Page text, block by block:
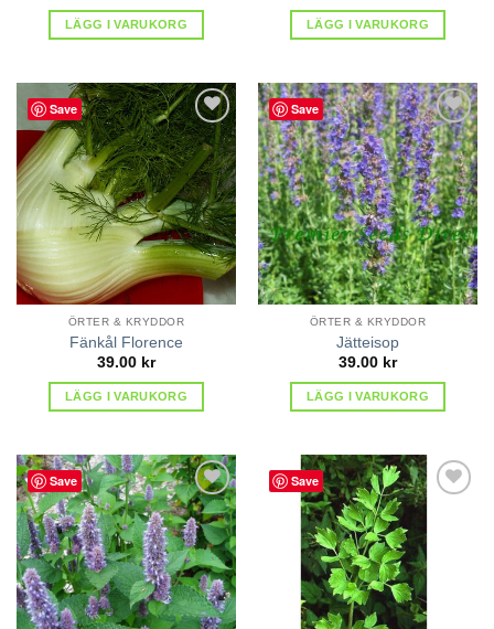
LÄGG I VARUKORG LÄGG I VARUKORG
Save
lägg till
favoriter
ÖRTER & KRYDDOR
Fänkål Florence
39.00 kr
LÄGG I VARUKORG
Save
lägg till
i
favoriter
ÖRTER & KRYDDOR
Jätteisop
39.00 kr
LÄGG I VARUKORG
Save
lägg till
i
favoriter
Save